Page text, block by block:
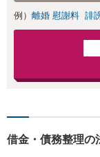
例） 離婚 慰謝料 誹
借金・債務整理の